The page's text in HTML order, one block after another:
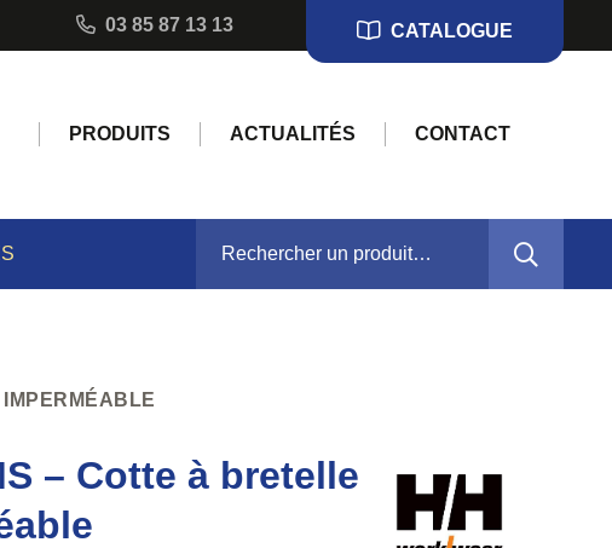
03 85 87 13 13 CATALOGUE
PRODUITS ACTUALITÉS CONTACT
– Cotte à bretelle